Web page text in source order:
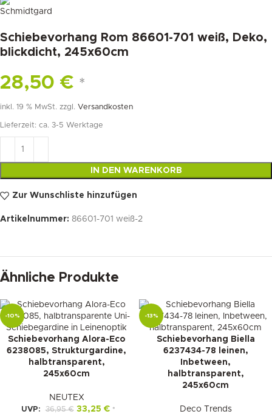
Schiebevorhang Rom 86601-701 weiß, Deko,
blickdicht, 245x60cm
28,50 € *
inkl. 19 % MwSt. zzgl. Versandkosten
Lieferzeit: ca. 3-5 Werktage
IN DEN WARENKORB
Zur Wunschliste hinzufügen
Artikelnummer: 86601-701 weiß-2
Ähnliche Produkte
-10%
Schiebevorhang Alora-Eco
6238085, Strukturgardine,
halbtransparent,
245x60cm
NEUTEX
UVP: 36,95€ 33,25 € *
-13%
Schiebevorhang Biella
6237434-78 leinen,
Inbetween,
halbtransparent,
245x60cm
Deco Trends